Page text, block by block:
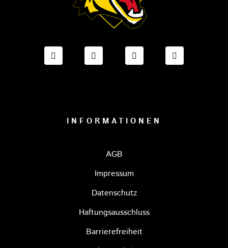
FACEBOOK ONESTO TIGERS BAYREUTH
INSTAGRAM ONESTO TIGERS
TIKTOK ONESTO
INFORMATIONEN
AGB
Impressum
Datenschutz
Haftungsausschluss
Barrierefreiheit